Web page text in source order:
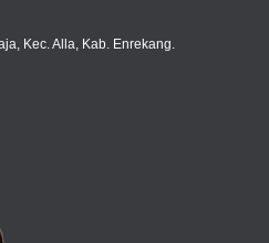
Kec. Alla, Kab. Enrekang.